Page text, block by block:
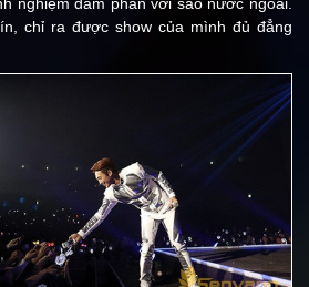
chỉ ra được show của mình đủ đẳng